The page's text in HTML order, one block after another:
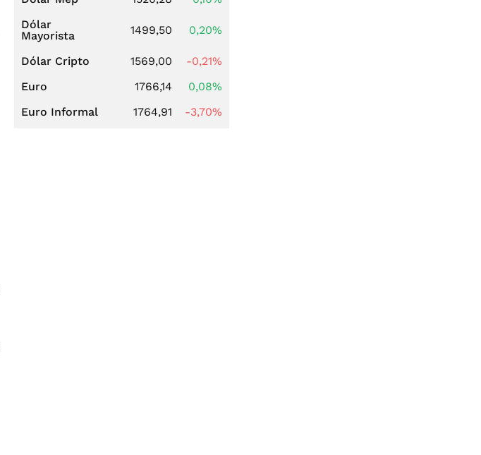
Dólar
Mayorista
1499,50 0,20%
Dólar Cripto 1569,00
-0,21%
Euro
1766,14
0,08%
Euro Informal
1764,91 -3,70%